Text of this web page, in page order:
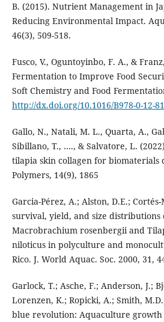
B. (2015). Nutrient Management in
Reducing Environmental Impact.
46(3), 509-518.
Fusco, V., Oguntoyinbo, F. A., &
Fermentation to Improve Food
Soft Chemistry and Food
http://dx.doi.org/10.1016/B978-0-12-
Gallo, N., Natali, M. L., Quarta, A.,
Sibillano, T., …., & Salvatore, L.
tilapia skin collagen for biomaterials
Polymers, 14(9), 1865
Garcia-Pérez, A.; Alston, D.E.;
survival, yield, and size
Macrobrachium rosenbergii and
niloticus in polyculture and
Rico. J. World Aquac. Soc. 2000, 31,
Garlock, T.; Asche, F.; Anderson, J.;
Lorenzen, K.; Ropicki, A.; Smith,
blue revolution: Aquaculture growth